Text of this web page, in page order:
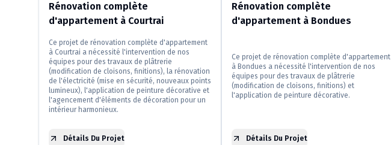
Rénovation complète
d'appartement à Courtrai
Ce projet de rénovation complète d'appartement
à Courtrai a nécessité l'intervention de nos
équipes pour des travaux de plâtrerie
(modification de cloisons, finitions), la rénovation
de l'électricité (mise en sécurité, nouveaux points
lumineux), l'application de peinture décorative et
l'agencement d'éléments de décoration pour un
intérieur harmonieux.
Détails Du Projet
Rénovation complète
d'appartement à Bondues
Ce projet de rénovation complète d'appartement
à Bondues a nécessité l'intervention de nos
équipes pour des travaux de plâtrerie
(modification de cloisons, finitions) et
l'application de peinture décorative.
Détails Du Projet